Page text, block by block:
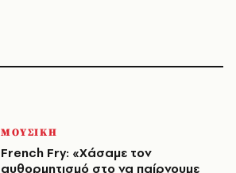
ΜΟΥΣΙΚΗ
French Fry: «Χάσαμε τον
αυθορμητισμό στο να παίρνουμε